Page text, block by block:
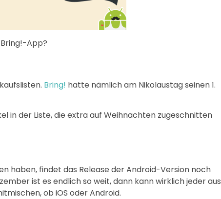
App?
Bring! hatte nämlich am Nikolaustag seinen 1.
in der Liste, die extra auf Weihnachten zugeschnitten
haben, findet das Release der Android-Version noch
ist es endlich so weit, dann kann wirklich jeder aus
ob iOS oder Android.